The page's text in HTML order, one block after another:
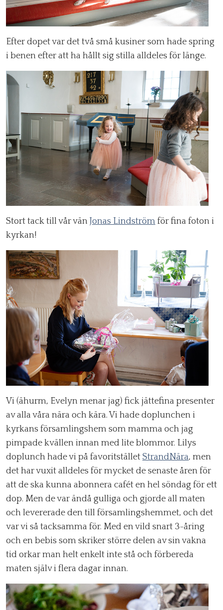
Efter dopet var det två små kusiner som hade spring
i benen efter att ha hållt sig stilla alldeles för länge.
Stort tack till vår vän Jonas Lindström för fina foton i
kyrkan!
Vi (ähurm, Evelyn menar jag) fick jättefina presenter
av alla våra nära och kära. Vi hade doplunchen i
kyrkans församlingshem som mamma och jag
pimpade kvällen innan med lite blommor. Lilys
doplunch hade vi på favoritstället StrandNära, men
det har vuxit alldeles för mycket de senaste åren för
att de ska kunna abonnera cafét en hel söndag för ett
dop. Men de var ändå gulliga och gjorde all maten
och levererade den till församlingshemmet, och det
var vi så tacksamma för. Med en vild snart 3-åring
och en bebis som skriker större delen av sin vakna
tid orkar man helt enkelt inte stå och förbereda
maten själv i flera dagar innan.